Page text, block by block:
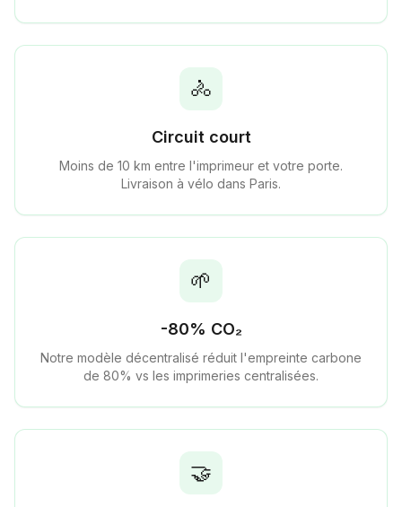
🚴
Circuit court
Moins de 10 km entre l'imprimeur et votre porte.
Livraison à vélo dans Paris.
🌱
-80% CO₂
Notre modèle décentralisé réduit l'empreinte carbone
de 80% vs les imprimeries centralisées.
🤝